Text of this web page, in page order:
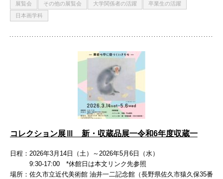
展覧会 その他の展覧会 大学関係者の活躍
卒業生の活躍
日本画学科
コレクション展Ⅲ 新・収蔵品展一令和6年度収蔵一
日程
2026年3月14日（土）～2026年5月6日（水）
9:30-17:00 *休館日は本文リンク先参照
場所
佐久市立近代美術館 油井一二記念館（長野県佐久市猿久保35番